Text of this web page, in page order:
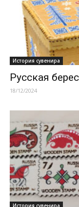
История сувенира
Русская
18/12/2024
История сувенира